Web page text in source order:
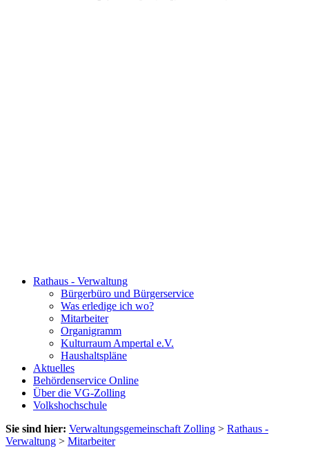
Rathaus - Verwaltung
Bürgerbüro und Bürgerservice
Was erledige ich wo?
Mitarbeiter
Organigramm
Kulturraum Ampertal e.V.
Haushaltspläne
Aktuelles
Behördenservice Online
Über die VG-Zolling
Volkshochschule
Sie sind hier: Verwaltungsgemeinschaft Zolling > Rathaus -
Verwaltung > Mitarbeiter